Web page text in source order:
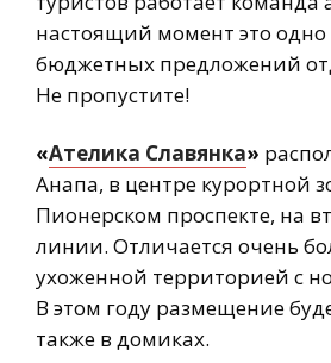
настоящий момент это
бюджетных предложений
Не пропустите!
«Ателика Славянка»
Анапа, в центре курортной
Пионерском проспекте, на
линии. Отличается очень
ухоженной территорией с
В этом году размещение
также в домиках.